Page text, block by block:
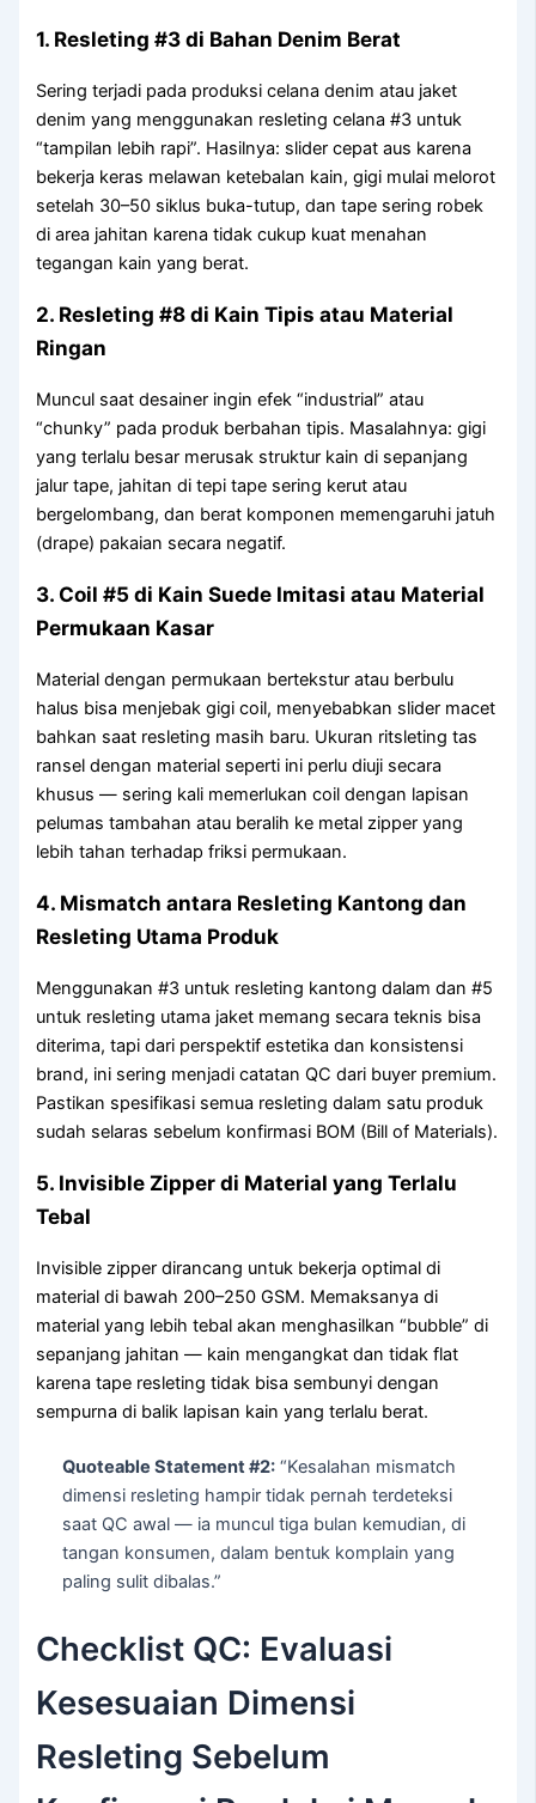
1. Resleting #3 di Bahan Denim Berat
Sering terjadi pada produksi celana denim atau jaket
denim yang menggunakan resleting celana #3 untuk
“tampilan lebih rapi”. Hasilnya: slider cepat aus karena
bekerja keras melawan ketebalan kain, gigi mulai melorot
setelah 30–50 siklus buka-tutup, dan tape sering robek
di area jahitan karena tidak cukup kuat menahan
tegangan kain yang berat.
2. Resleting #8 di Kain Tipis atau Material
Ringan
Muncul saat desainer ingin efek “industrial” atau
“chunky” pada produk berbahan tipis. Masalahnya: gigi
yang terlalu besar merusak struktur kain di sepanjang
jalur tape, jahitan di tepi tape sering kerut atau
bergelombang, dan berat komponen memengaruhi jatuh
(drape) pakaian secara negatif.
3. Coil #5 di Kain Suede Imitasi atau Material
Permukaan Kasar
Material dengan permukaan bertekstur atau berbulu
halus bisa menjebak gigi coil, menyebabkan slider macet
bahkan saat resleting masih baru. Ukuran ritsleting tas
ransel dengan material seperti ini perlu diuji secara
khusus — sering kali memerlukan coil dengan lapisan
pelumas tambahan atau beralih ke metal zipper yang
lebih tahan terhadap friksi permukaan.
4. Mismatch antara Resleting Kantong dan
Resleting Utama Produk
Menggunakan #3 untuk resleting kantong dalam dan #5
untuk resleting utama jaket memang secara teknis bisa
diterima, tapi dari perspektif estetika dan konsistensi
brand, ini sering menjadi catatan QC dari buyer premium.
Pastikan spesifikasi semua resleting dalam satu produk
sudah selaras sebelum konfirmasi BOM (Bill of Materials).
5. Invisible Zipper di Material yang Terlalu
Tebal
Invisible zipper dirancang untuk bekerja optimal di
material di bawah 200–250 GSM. Memaksanya di
material yang lebih tebal akan menghasilkan “bubble” di
sepanjang jahitan — kain mengangkat dan tidak flat
karena tape resleting tidak bisa sembunyi dengan
sempurna di balik lapisan kain yang terlalu berat.
Quoteable Statement #2: “Kesalahan mismatch
dimensi resleting hampir tidak pernah terdeteksi
saat QC awal — ia muncul tiga bulan kemudian, di
tangan konsumen, dalam bentuk komplain yang
paling sulit dibalas.”
Checklist QC: Evaluasi
Kesesuaian Dimensi
Resleting Sebelum